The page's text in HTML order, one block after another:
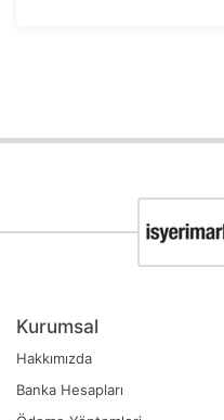
Kurumsal
Hakkımızda
Banka Hesapları